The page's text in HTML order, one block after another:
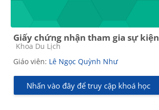
Giấy chứng nhận tham gia sự kiện
Các loại khóa học
Khoa Du Lịch
Giáo viên: Lê Ngọc Quỳnh Như
Nhấn vào đây để truy cập khoá học